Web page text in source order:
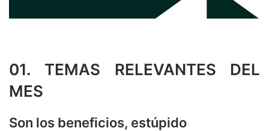
01. TEMAS RELEVANTES DEL
MES
Son los beneficios, estúpido